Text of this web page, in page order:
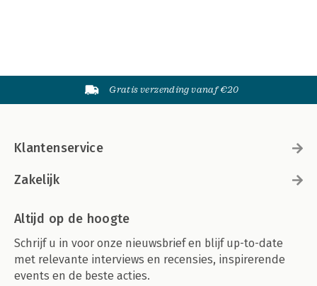
Gratis verzending vanaf €20
Klantenservice
Zakelijk
Altijd op de hoogte
Schrijf u in voor onze nieuwsbrief en blijf up-to-date
met relevante interviews en recensies, inspirerende
events en de beste acties.